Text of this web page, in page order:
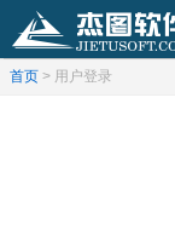
首页 > 用户登录